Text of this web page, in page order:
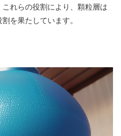
れらの役割により、顆粒層は
を果たしています。